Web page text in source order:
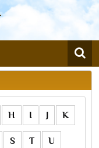
H I J K
S T U